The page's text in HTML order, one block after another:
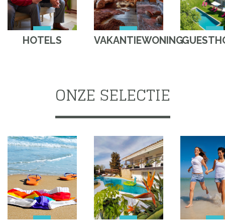
HOTELS VAKANTIEWONING
ONZE SELECTIE